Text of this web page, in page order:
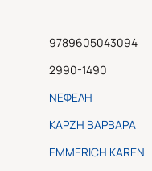
9789605043094
2990-1490
ΝΕΦΕΛΗ
ΚΑΡΖΗ ΒΑΡΒΑΡΑ
EMMERICH KAREN